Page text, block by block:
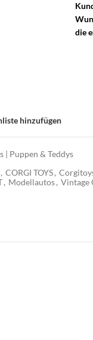
die
hinzufügen
| Puppen & Teddys
, CORGI TOYS,
, Modellautos, Vintage